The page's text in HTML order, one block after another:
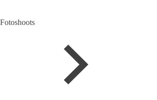
Fotoshoots